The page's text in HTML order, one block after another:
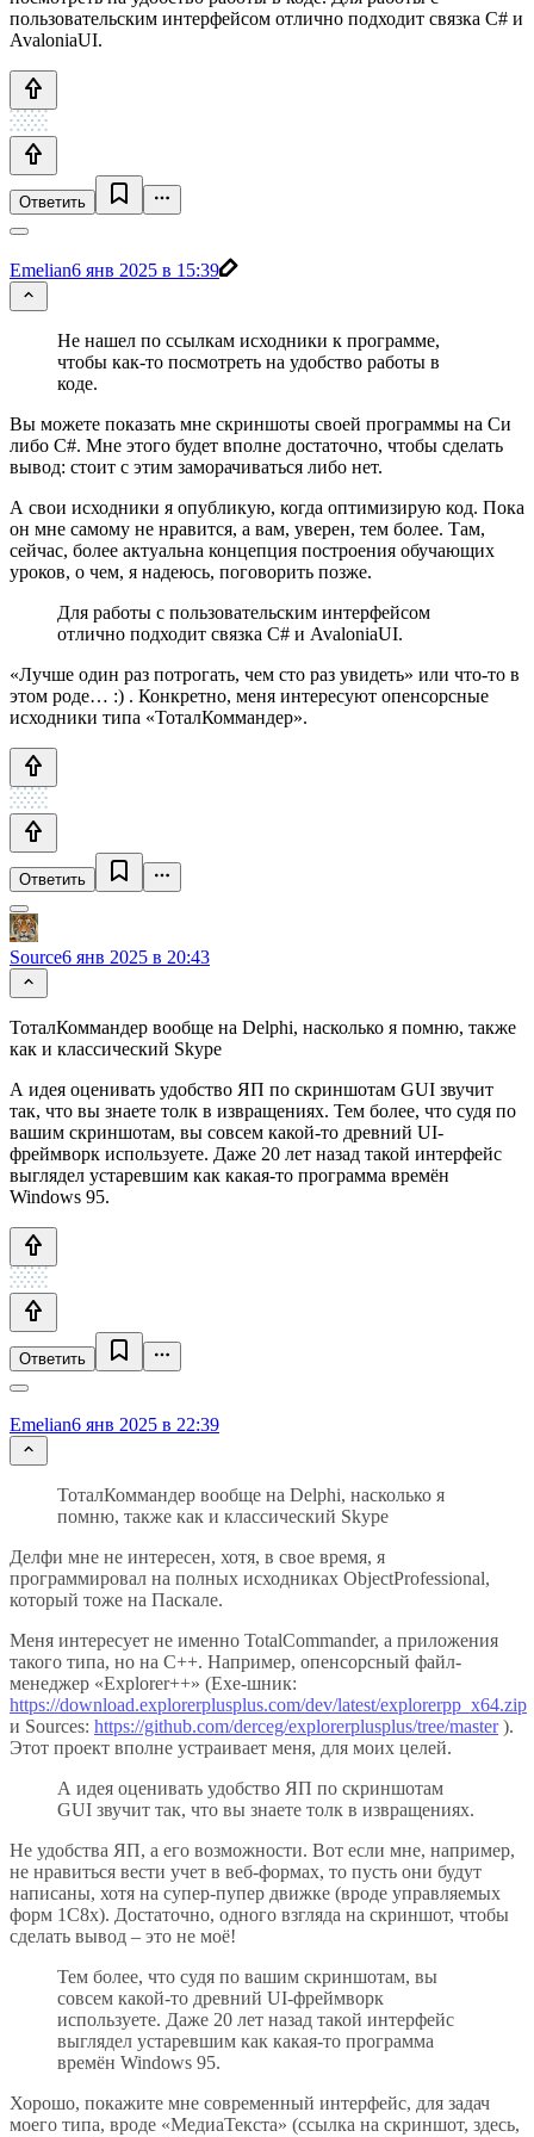
пользовательским интерфейсом отлично подходит связка C# и
AvaloniaUI.
Ответить
Emelian6 янв 2025 в 15:39
Не нашел по ссылкам исходники к программе,
чтобы как-то посмотреть на удобство работы в
коде.
Вы можете показать мне скриншоты своей программы на Си
либо С#. Мне этого будет вполне достаточно, чтобы сделать
вывод: стоит с этим заморачиваться либо нет.
А свои исходники я опубликую, когда оптимизирую код. Пока
он мне самому не нравится, а вам, уверен, тем более. Там,
сейчас, более актуальна концепция построения обучающих
уроков, о чем, я надеюсь, поговорить позже.
Для работы с пользовательским интерфейсом
отлично подходит связка C# и AvaloniaUI.
«Лучше один раз потрогать, чем сто раз увидеть» или что-то в
этом роде… :) . Конкретно, меня интересуют опенсорсные
исходники типа «ТоталКоммандер».
Ответить
Source6 янв 2025 в 20:43
ТоталКоммандер вообще на Delphi, насколько я помню, также
как и классический Skype
А идея оценивать удобство ЯП по скриншотам GUI звучит
так, что вы знаете толк в извращениях. Тем более, что судя по
вашим скриншотам, вы совсем какой-то древний UI-
фреймворк используете. Даже 20 лет назад такой интерфейс
выглядел устаревшим как какая-то программа времён
Windows 95.
Ответить
Emelian6 янв 2025 в 22:39
ТоталКоммандер вообще на Delphi, насколько я
помню, также как и классический Skype
Делфи мне не интересен, хотя, в свое время, я
программировал на полных исходниках ObjectProfessional,
который тоже на Паскале.
Меня интересует не именно TotalCommander, а приложения
такого типа, но на С++. Например, опенсорсный файл-
менеджер «Explorer++» (Exe-шник:
https://download.explorerplusplus.com/dev/latest/explorerpp_x64.zip
и Sources: https://github.com/derceg/explorerplusplus/tree/master).
Этот проект вполне устраивает меня, для моих целей.
А идея оценивать удобство ЯП по скриншотам
GUI звучит так, что вы знаете толк в извращениях.
Не удобства ЯП, а его возможности. Вот если мне, например,
не нравиться вести учет в веб-формах, то пусть они будут
написаны, хотя на супер-пупер движке (вроде управляемых
форм 1С8х). Достаточно, одного взгляда на скриншот, чтобы
сделать вывод – это не моё!
Тем более, что судя по вашим скриншотам, вы
совсем какой-то древний UI-фреймворк
используете. Даже 20 лет назад такой интерфейс
выглядел устаревшим как какая-то программа
времён Windows 95.
Хорошо, покажите мне современный интерфейс, для задач
моего типа, вроде «МедиаТекста» (ссылка на скриншот, здесь,